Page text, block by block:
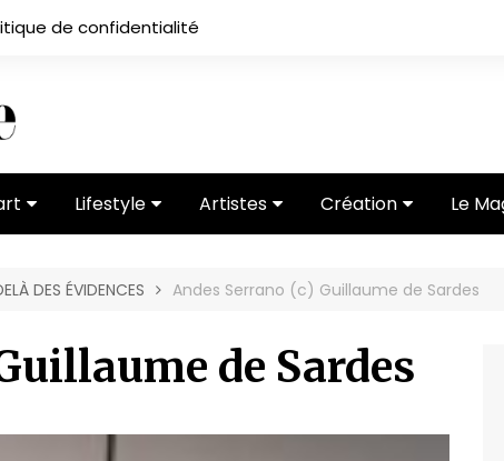
de confidentialité
Lifestyle
Mode
Artistes
Entretiens
Critiques
Création
Vidéos
Le
DES ÉVIDENCES Andes Serrano (c) Guillaume de Sardes
de Sardes